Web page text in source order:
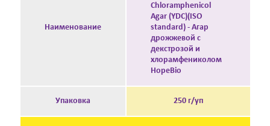
Наименование
Chloramphenicol
Agar (YDC)(ISO
standard) - Агар
дрожжевой с
декстрозой и
хлорамфениколом
HopeBio
Упаковка 250 г/уп